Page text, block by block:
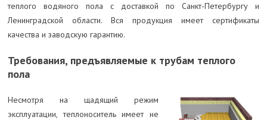
теплого водяного пола с доставкой по Санкт-Петербургу и
Ленинградской области. Вся продукция имеет сертификаты
качества и заводскую гарантию.
Требования, предъявляемые к трубам теплого
пола
Несмотря на щадящий режим
эксплуатации, теплоноситель имеет не